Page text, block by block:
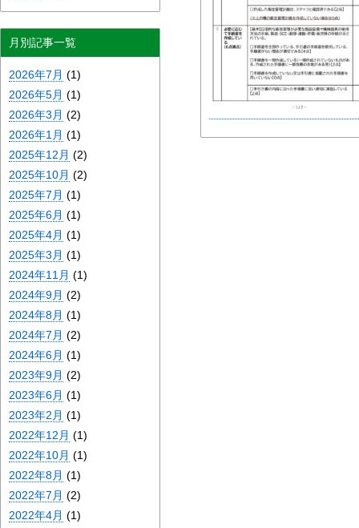
月別記事一覧
2026年7月 (1)
2026年5月 (1)
2026年3月 (2)
2026年1月 (1)
2025年12月 (2)
2025年10月 (2)
2025年7月 (1)
2025年6月 (1)
2025年4月 (1)
2025年3月 (1)
2024年11月 (1)
2024年9月 (2)
2024年8月 (1)
2024年7月 (2)
2024年6月 (1)
2023年9月 (2)
2023年6月 (1)
2023年2月 (1)
2022年12月 (1)
2022年10月 (1)
2022年8月 (1)
2022年7月 (2)
2022年4月 (1)